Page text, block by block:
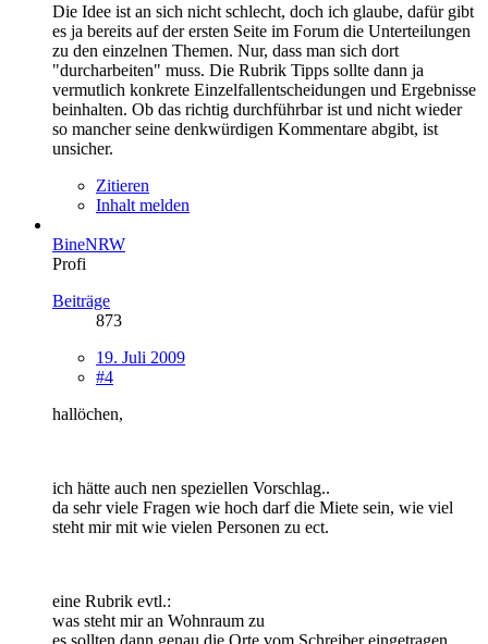
Die Idee ist an sich nicht schlecht, doch ich glaube, dafür gibt
es ja bereits auf der ersten Seite im Forum die Unterteilungen
zu den einzelnen Themen. Nur, dass man sich dort
"durcharbeiten" muss. Die Rubrik Tipps sollte dann ja
vermutlich konkrete Einzelfallentscheidungen und Ergebnisse
beinhalten. Ob das richtig durchführbar ist und nicht wieder
so mancher seine denkwürdigen Kommentare abgibt, ist
unsicher.
Zitieren
Inhalt melden
BineNRW
Profi
Beiträge
873
19. Juli 2009
#4
hallöchen,
ich hätte auch nen speziellen Vorschlag..
da sehr viele Fragen wie hoch darf die Miete sein, wie viel
steht mir mit wie vielen Personen zu ect.
eine Rubrik evtl.:
was steht mir an Wohnraum zu
es sollten dann genau die Orte vom Schreiber eingetragen